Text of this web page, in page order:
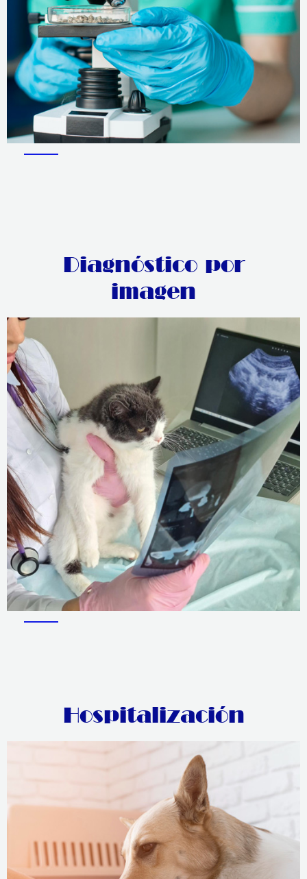
Diagnóstico por
imagen
Hospitalización